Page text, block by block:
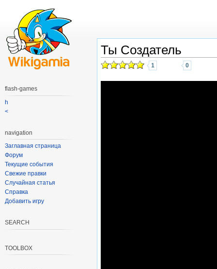
Ты Создатель
1 0
flash-games
h
<
navigation
Заглавная страница
Форум
Текущие события
Свежие правки
Случайная статья
Справка
Добавить игру
SEARCH
TOOLBOX